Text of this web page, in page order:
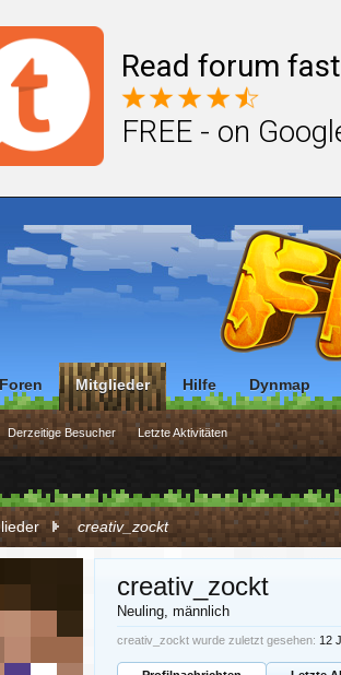
Read forum
FREE - on
creativ_zockt
creativ_zockt
Neuling, männlich
creativ_zockt wurde zuletzt gesehen: 12
Foren Mitglieder
Derzeitige Besucher Letzte Aktivitäten
Hilfe Dynmap